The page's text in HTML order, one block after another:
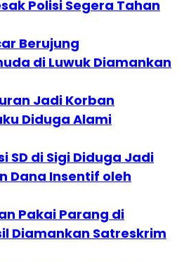
Polisi Segera Tahan
Berujung
di Luwuk Diamankan
Jadi Korban
Diduga Alami
SD di Sigi Diduga Jadi
Dana Insentif oleh
Pakai Parang di
Diamankan Satreskrim